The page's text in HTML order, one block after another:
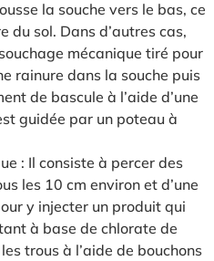
la souche vers le bas, ce
du sol. Dans d’autres cas,
mécanique tiré pour
rainure dans la souche puis
de bascule à l’aide d’une
guidée par un poteau à
: Il consiste à percer des
les 10 cm environ et d’une
y injecter un produit qui
à base de chlorate de
trous à l’aide de bouchons